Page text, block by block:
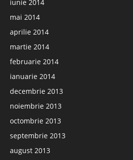
iunie 2014
mai 2014
aprilie 2014
martie 2014
februarie 2014
ianuarie 2014
decembrie 2013
noiembrie 2013
octombrie 2013
septembrie 2013
august 2013